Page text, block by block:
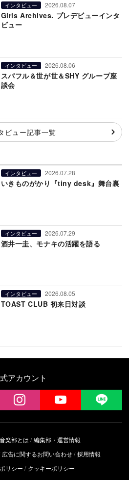
インタビュー 2026.08.07
Girls Archives. プレデビューインタ
ビュー
インタビュー 2026.08.06
スパフル＆世が世＆SHY グループ座
談会
ビュー記事一覧
インタビュー 2026.07.28
いきものがかり『tiny desk』舞台裏
インタビュー 2026.07.29
酒井一圭、モナキの活躍を語る
インタビュー 2026.08.05
TOAST CLUB 初来日対談
アカウント
instagram YouTube
楽部とは
編集部・運営情報
広告に関するお問い合わせ 採用情報
リシー
クッキーポリシー